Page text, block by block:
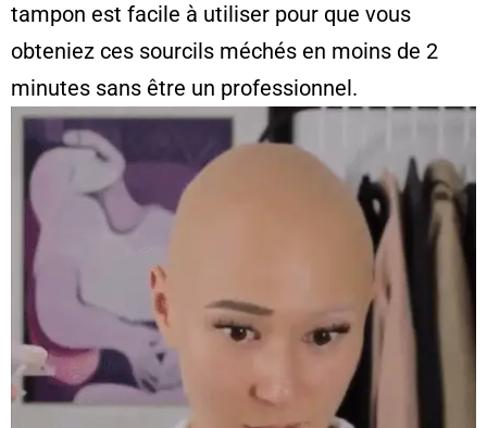
tampon est facile à utiliser pour que vous
obteniez ces sourcils méchés en moins de 2
minutes sans être un professionnel.